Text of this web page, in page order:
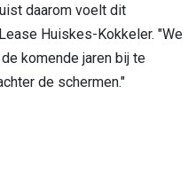
daarom voelt dit
Huiskes-Kokkeler. "We
komende jaren bij te
de schermen."